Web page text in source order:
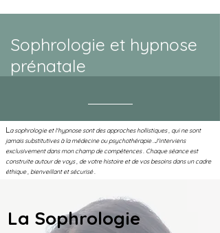
Sophrologie et hypnose
prénatale
La sophrologie et l'hypnose sont des approches hollistiques , qui ne sont
jamais substitutives à la médecine ou psychothérapie .J'interviens
exclusivement dans mon champ de compétences . Chaque séance est
construite autour de voys , de votre histoire et de vos besoins dans un cadre
éthique , bienveillant et sécurisé .
La Sophrologie